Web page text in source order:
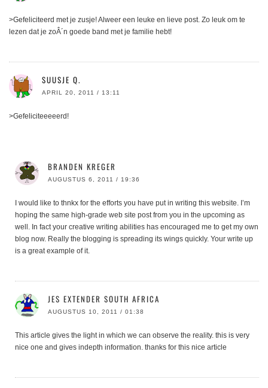
>Gefeliciteerd met je zusje! Alweer een leuke en lieve post. Zo leuk om te
lezen dat je zoÂ´n goede band met je familie hebt!
SUUSJE Q.
APRIL 20, 2011 / 13:11
>Gefeliciteeeeerd!
BRANDEN KREGER
AUGUSTUS 6, 2011 / 19:36
I would like to thnkx for the efforts you have put in writing this website. I’m
hoping the same high-grade web site post from you in the upcoming as
well. In fact your creative writing abilities has encouraged me to get my own
blog now. Really the blogging is spreading its wings quickly. Your write up
is a great example of it.
JES EXTENDER SOUTH AFRICA
AUGUSTUS 10, 2011 / 01:38
This article gives the light in which we can observe the reality. this is very
nice one and gives indepth information. thanks for this nice article